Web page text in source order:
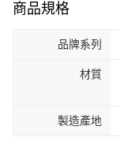
商品規格
品牌系列
材質
製造產地